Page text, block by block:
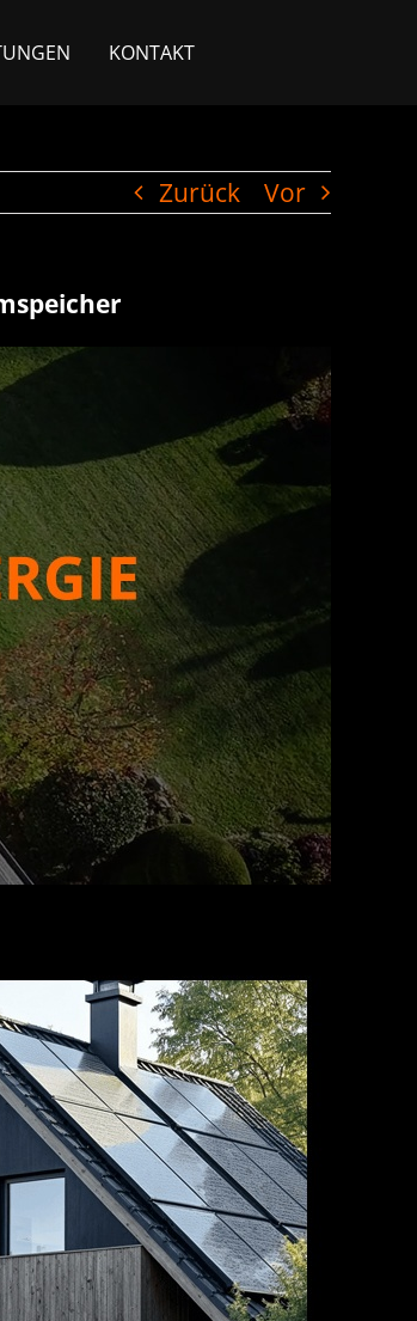
KONTAKT
Zurück Vor